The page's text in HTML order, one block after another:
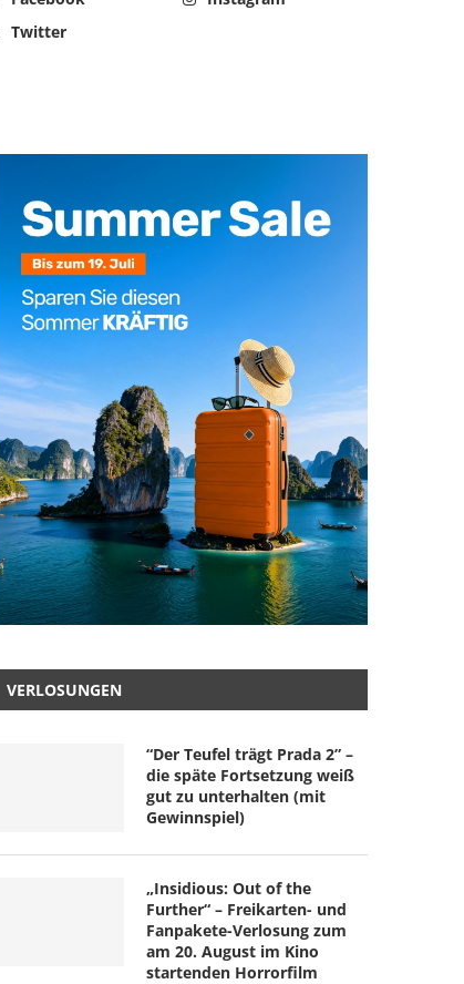
Twitter
VERLOSUNGEN
“Der Teufel trägt Prada 2” –
die späte Fortsetzung weiß
gut zu unterhalten (mit
Gewinnspiel)
„Insidious: Out of the
Further“ – Freikarten- und
Fanpakete-Verlosung zum
am 20. August im Kino
startenden Horrorfilm